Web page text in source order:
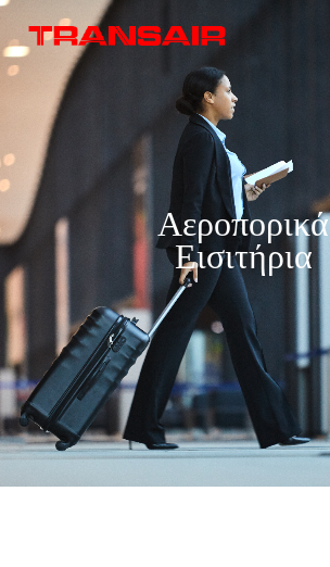
Αεροπορικά
Εισιτήρια